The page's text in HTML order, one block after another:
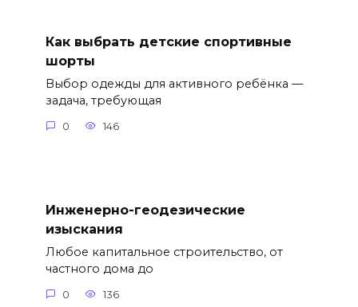
Как выбрать детские спортивные
шорты
Выбор одежды для активного ребёнка —
задача, требующая
0 146
Инженерно-геодезические
изыскания
Любое капитальное строительство, от
частного дома до
0 136